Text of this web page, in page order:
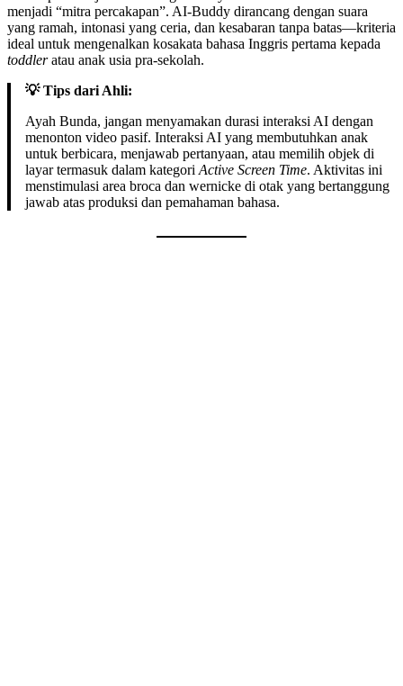
menjadi “mitra percakapan”. AI-Buddy dirancang dengan suara
yang ramah, intonasi yang ceria, dan kesabaran tanpa batas—kriteria
ideal untuk mengenalkan kosakata bahasa Inggris pertama kepada
toddleratau anak usia pra-sekolah.
💡 Tips dari Ahli:
Ayah Bunda, jangan menyamakan durasi interaksi AI dengan
menonton video pasif. Interaksi AI yang membutuhkan anak
untuk berbicara, menjawab pertanyaan, atau memilih objek di
layar termasuk dalam kategori Active Screen Time. Aktivitas ini
menstimulasi area broca dan wernicke di otak yang bertanggung
jawab atas produksi dan pemahaman bahasa.